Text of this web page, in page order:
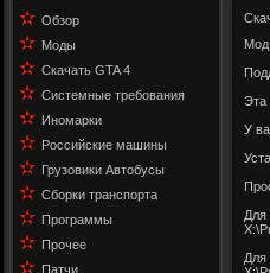
✫ Обзор
✫ Моды
✫ Скачать GTA 4
✫ Системные требования
✫ Иномарки
✫ Российские машины
✫ Грузовики Автобусы
✫ Сборки транспорта
✫ Программы
✫ Прочее
✫ Патчи
Мод
Эта
У
Для
Для